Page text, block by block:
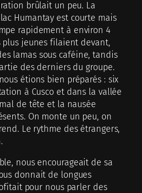
brûlait un peu. La
Humantay est courte mais
rapidement à environ 4
plus jeunes filaient devant,
lamas sous caféine, tandis
des derniers du groupe.
étions bien préparés : six
à Cusco et dans la vallée
de tête et la nausée
On monte un peu, on
Le rythme des étrangers,
nous encourageait de sa
donnait de longues
pour nous parler des